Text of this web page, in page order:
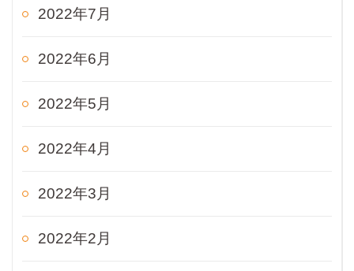
2022年7月
2022年6月
2022年5月
2022年4月
2022年3月
2022年2月